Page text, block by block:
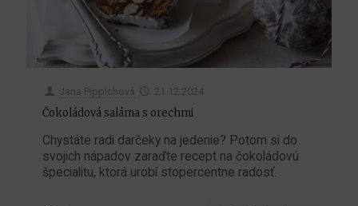
Jana Pippichová 21.12.2024
Čokoládová saláma s orechmi
Chystáte radi darčeky na jedenie? Potom si do
svojich nápadov zaraďte recept na čokoládovú
špecialitu, ktorá urobí stopercentne radosť.